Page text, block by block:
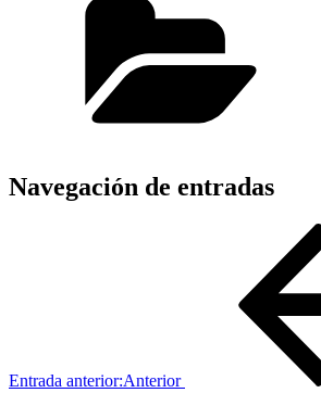
Navegación de entradas
Entrada anterior:Anterior